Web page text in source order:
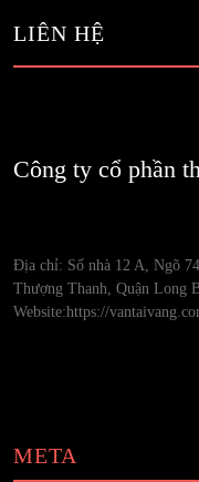
LIÊN HỆ
Công ty cổ phần
Địa chỉ: Số nhà 12 A, Ngõ
Thượng Thanh, Quận Long
Website:https://
META